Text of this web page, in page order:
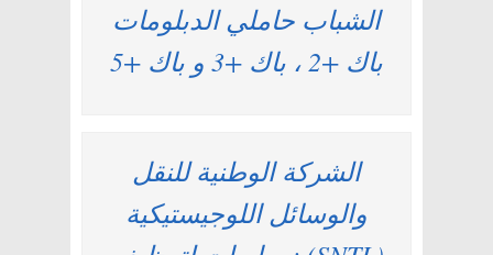
الشباب حاملي الدبلومات
باك +2 ، باك +3 و باك +5
الشركة الوطنية للنقل
والوسائل اللوجيستيكية